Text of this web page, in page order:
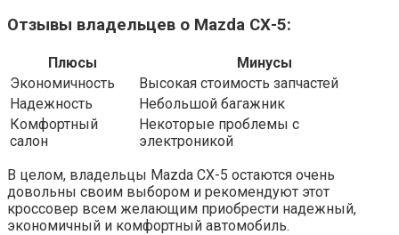
Отзывы владельцев о Mazda СХ-5:
Плюсы
Минусы
Экономичность
Высокая стоимость запчастей
Надежность
Небольшой багажник
Комфортный
салон
Некоторые проблемы с
электроникой
В целом, владельцы Mazda СХ-5 остаются очень
довольны своим выбором и рекомендуют этот
кроссовер всем желающим приобрести надежный,
экономичный и комфортный автомобиль.